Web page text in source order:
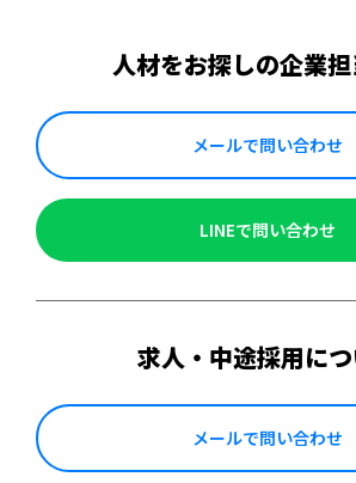
人材をお探しの企業
メールで問い合わせ
LINEで問い合わせ
求人・中途採用に
メールで問い合わせ